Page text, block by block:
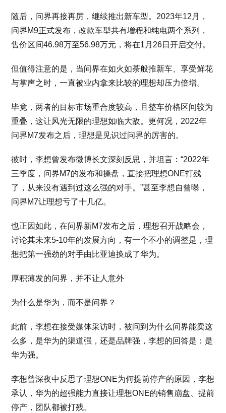
随后，问界再接再厉，继续推出新车型。2023年12月，
问界M9正式发布，改款车型共有增程和纯电两个系列，
售价区间46.98万至56.98万元，将在1月26日开启交付。
但值得注意的是，当问界在如火如荼般推新车、享受鲜花
与掌声之时，一直被业内拿来比较的理想却压力倍增。
毕竟，两者的目标市场重合度较高，且整车价格区间较为
重叠，这让风光无限的理想如临大敌。更何况，2022年
问界M7发布之后，理想是见识过问界的厉害的。
彼时，李想曾发布微博长文深刻反思，并坦言：“2022年
三季度，问界M7的发布和操盘，直接把理想ONE打残
了，从来没有遇到过这么强的对手。”甚至李想自曾曝，
问界M7让理想亏了十几亿。
也正因如此，在问界新M7发布之后，理想召开战略会，
讨论其未来5-10年的发展方向，有一个不小的调整是，理
想把第一强劲的对手由比亚迪换成了华为。
厚积薄发的问界，并不让人意外
为什么是华为，而不是问界？
此前，李想在接受媒体采访时，被问到为什么问界能卖这
么多，是华为的渠道强，还是品牌强，李想的回答是：是
华为强。
李想曾深夜中反思了理想ONE为何提前停产的原因，李想
承认，华为的超强能力直接让理想ONE的销售崩盘、提前
停产，团队都被打残。